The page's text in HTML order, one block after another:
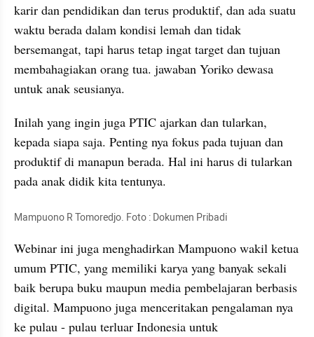
karir dan pendidikan dan terus produktif, dan ada suatu
waktu berada dalam kondisi lemah dan tidak
bersemangat, tapi harus tetap ingat target dan tujuan
membahagiakan orang tua. jawaban Yoriko dewasa
untuk anak seusianya.
Inilah yang ingin juga PTIC ajarkan dan tularkan,
kepada siapa saja. Penting nya fokus pada tujuan dan
produktif di manapun berada. Hal ini harus di tularkan
pada anak didik kita tentunya.
Mampuono R Tomoredjo. Foto : Dokumen Pribadi
Webinar ini juga menghadirkan Mampuono wakil ketua
umum PTIC, yang memiliki karya yang banyak sekali
baik berupa buku maupun media pembelajaran berbasis
digital. Mampuono juga menceritakan pengalaman nya
ke pulau - pulau terluar Indonesia untuk